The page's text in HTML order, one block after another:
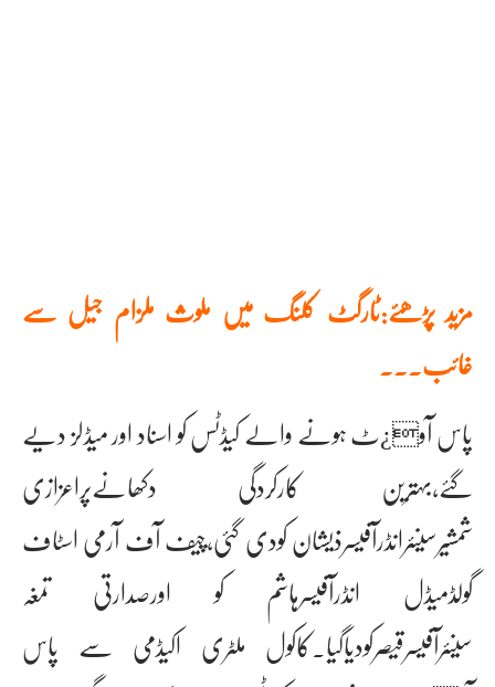
مزید پڑھئے:ٹارگٹ کلنگ میں ملوث ملزام جیل سے
غائب۔۔۔
پاس آو¿ٹ ہونے والے کیڈٹس کو اسناد اور میڈلز دیے
گئے،بہترین کارکردگی دکھانےپراعزازی
شمشیرسینئرانڈرآفیسرذیشان کودی گئی،چیف آف آرمی اسٹاف
گولڈمیڈل انڈرآفیسرہاشم کو اورصدارتی تمغہ
سینئرآفیسرقیصرکودیاگیا۔کاکول ملٹری اکیڈمی سے پاس